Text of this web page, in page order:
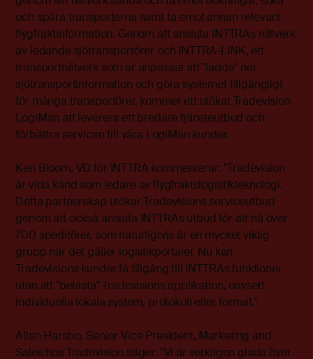
och spåra transporterna samt ta emot annan relevant
flygfraktinformation. Genom att ansluta INTTRAs nätverk
av ledande sjötransportörer och INTTRA-LINK, ett
transportnätverk som är anpassat att "ladda" ner
sjötransportinformation och göra systemet tillgängligt
för många transportörer, kommer ett utökat Tradevision
LogiMan att leverera ett bredare tjänsteutbud och
förbättra servicen till våra LogiMan kunder.
Ken Bloom, VD för INTTRA kommenterar: "Tradevision
är vida känd som ledare av flygfraktslogistikteknologi.
Detta partnerskap utökar Tradevisions serviceutbud
genom att också ansluta INTTRAs utbud för att nå över
700 speditörer, som naturligtvis är en mycket viktig
grupp när det gäller logistikportaler. Nu kan
Tradevisions kunder få tillgång till INTTRAs funktioner
utan att "belasta" Tradevisions applikation, oavsett
individuella lokala system, protokoll eller format."
Allan Harsbo, Senior Vice President, Marketing and
Sales hos Tradevision säger: "Vi är verkligen glada över